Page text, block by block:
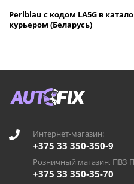
Perlblau с кодом LA5G в
курьером (Беларусь)
Интернет-магазин:
+375 33 350-350-9
Розничный магазин, ПВЗ
+375 33 350-35-70